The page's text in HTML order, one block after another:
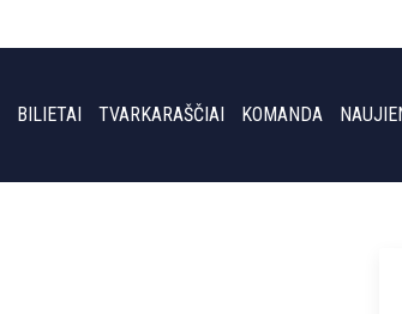
BILIETAI TVARKARAŠČIAI KOMANDA